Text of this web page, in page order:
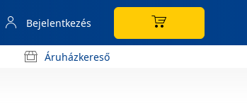
Bejelentkezés
Áruházkereső